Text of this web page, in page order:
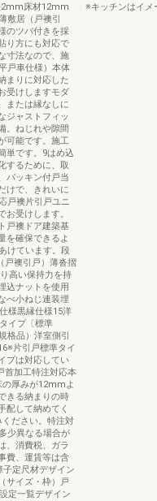
2mm床材12mm
敷居（戸襖引
のツバ付きを採
り方にも対応で
寸法なので、施
戸車仕様）本体
まりに対応した
受けしますモダ
または縁なしに
ャストフィッ
。ねじれや隙間
可能です。施工
単です。9はめ込
するために、取
パッキン付戸当
けで、きれいに
戸襖片引戸ユニ
お受けします。
戸襖ドア建築基
を確保できるよ
けています。段
襖引戸）薄沓摺
高い保持力を持
込ナットを使用
べ小ねじ連装埋
様黒縁仕様15洋
イプ〔標準
格品）洋室側引
片引戸標準タイ
プは対応してい
加工特注対応本
の厚みが12mmよ
きる納まりの時
配して納めてく
ださい。特注対
少異なる場合が
、消費税、ガラ
費、運賃等は含
子定尺材デザイン
サイズ・枠）戸
定一覧デザイン
※キッチンはイメ